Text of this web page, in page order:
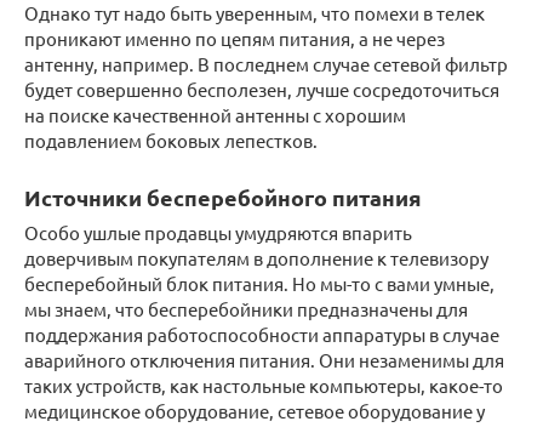
Однако тут надо быть уверенным, что помехи в телек
проникают именно по цепям питания, а не через
антенну, например. В последнем случае сетевой фильтр
будет совершенно бесполезен, лучше сосредоточиться
на поиске качественной антенны с хорошим
подавлением боковых лепестков.
Источники бесперебойного питания
Особо ушлые продавцы умудряются впарить
доверчивым покупателям в дополнение к телевизору
бесперебойный блок питания. Но мы-то с вами умные,
мы знаем, что бесперебойники предназначены для
поддержания работоспособности аппаратуры в случае
аварийного отключения питания. Они незаменимы для
таких устройств, как настольные компьютеры, какое-то
медицинское оборудование, сетевое оборудование у